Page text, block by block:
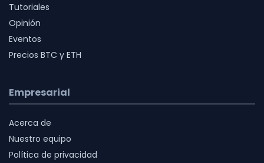
Tutoriales
Opinión
Eventos
Precios BTC y ETH
Empresarial
Acerca de
Nuestro equipo
Política de privacidad